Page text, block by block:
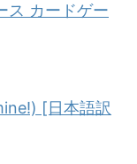
ス カードゲー
[日本語訳